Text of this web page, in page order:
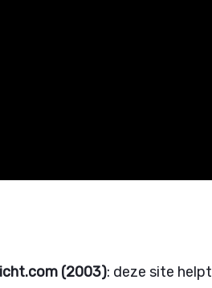
(2003): deze site helpt